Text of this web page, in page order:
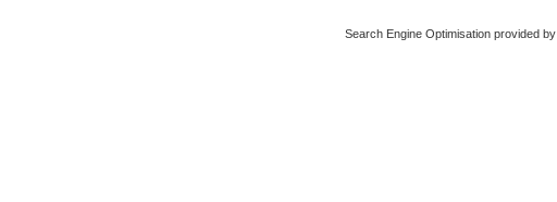
Search Engine Optimisation provided by